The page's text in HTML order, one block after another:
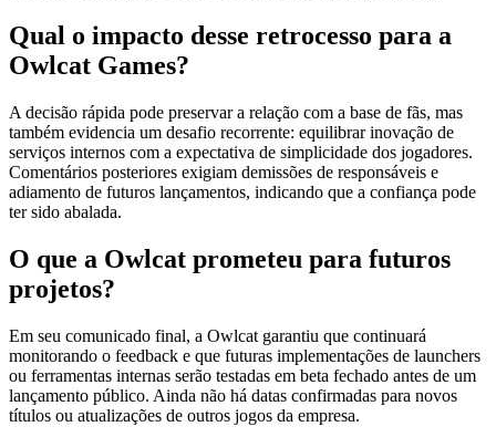
Qual o impacto desse retrocesso para a
Owlcat Games?
A decisão rápida pode preservar a relação com a base de fãs, mas
também evidencia um desafio recorrente: equilibrar inovação de
serviços internos com a expectativa de simplicidade dos jogadores.
Comentários posteriores exigiam demissões de responsáveis e
adiamento de futuros lançamentos, indicando que a confiança pode
ter sido abalada.
O que a Owlcat prometeu para futuros
projetos?
Em seu comunicado final, a Owlcat garantiu que continuará
monitorando o feedback e que futuras implementações de launchers
ou ferramentas internas serão testadas em beta fechado antes de um
lançamento público. Ainda não há datas confirmadas para novos
títulos ou atualizações de outros jogos da empresa.